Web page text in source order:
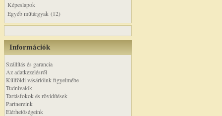
Képeslapok
Egyéb műtárgyak (12)
Információk
Szállítás és garancia
Az adatkezelésről
Külföldi vásárlóink figyelmébe
Tudnivalók
Tartásfokok és rövidítések
Partnereink
Elérhetőségeink